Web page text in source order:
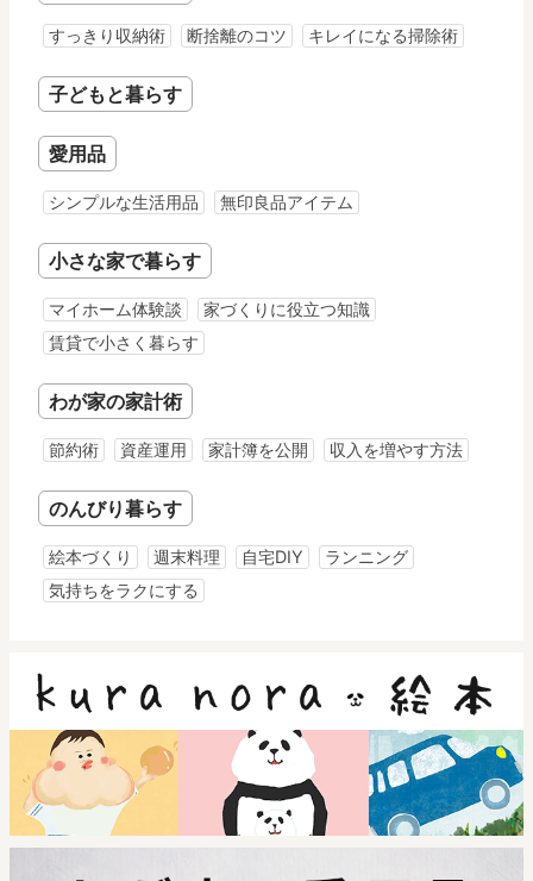
すっきり収納術 断捨離のコツ キレイになる掃除術
子どもと暮らす
愛用品
シンプルな生活用品 無印良品アイテム
小さな家で暮らす
マイホーム体験談
家づくりに役立つ知識
賃貸で小さく暮らす
わが家の家計術
節約術 資産運用 家計簿を公開 収入を増やす方法
のんびり暮らす
絵本づくり 週末料理 自宅DIY
ランニング
気持ちをラクにする